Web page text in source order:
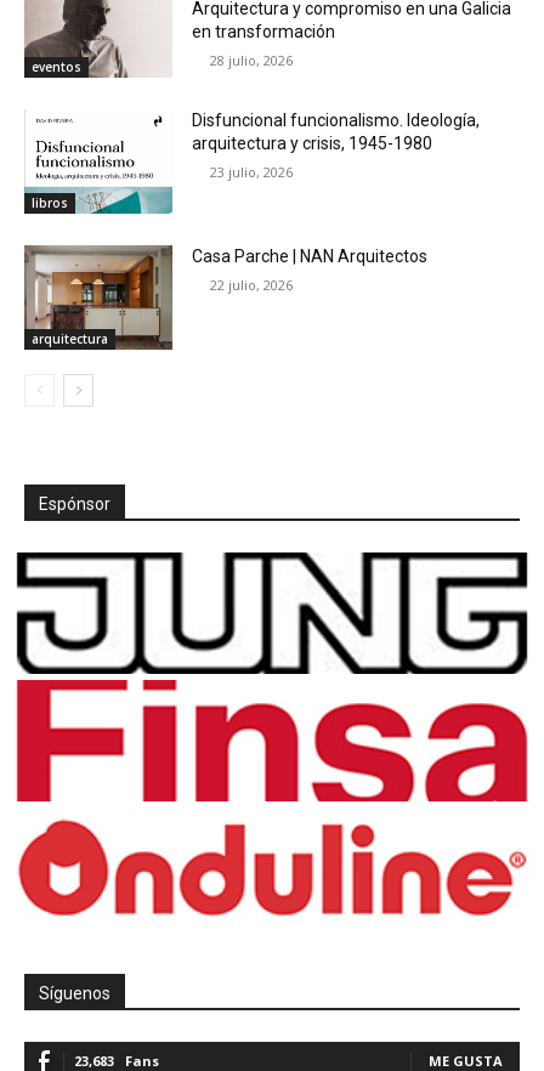
eventos
Arquitectura y compromiso en una Galicia
en transformación
28 julio, 2026
libros
Disfuncional funcionalismo. Ideología,
arquitectura y crisis, 1945-1980
23 julio, 2026
arquitectura
Casa Parche | NAN Arquitectos
22 julio, 2026
Espónsor
Síguenos
23,683 Fans ME GUSTA